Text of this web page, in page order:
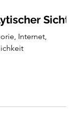
Sicht
Internet,